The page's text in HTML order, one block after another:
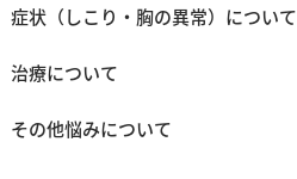
症状（しこり・胸の異常）について
治療について
その他悩みについて